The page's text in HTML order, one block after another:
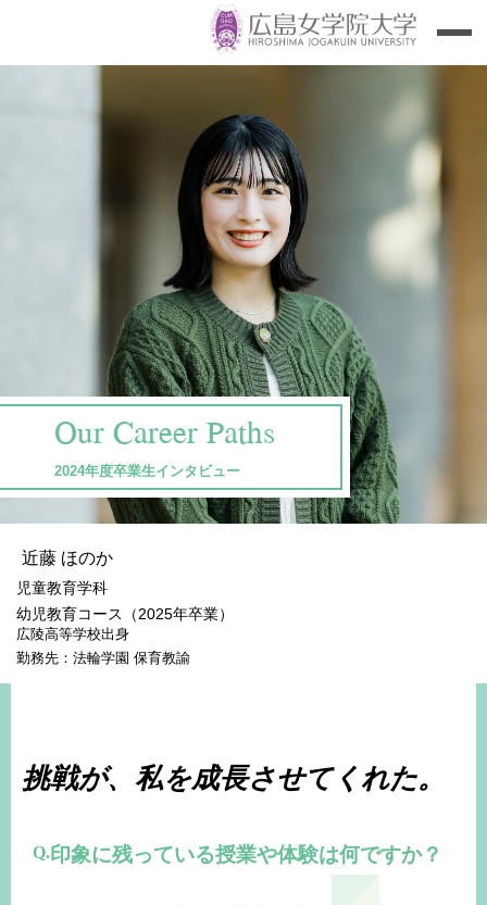
Our Career Paths
2024年度卒業生インタビュー
近藤 ほのか
児童教育学科
幼児教育コース（2025年卒業）
広陵高等学校出身
勤務先：法輪学園 保育教諭
挑戦が、 私を成長させてくれた。
印象に残っている授業や体験は何ですか？